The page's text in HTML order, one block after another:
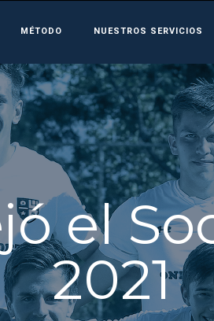
MÉTODO NUESTROS SERVICIOS
el
2021